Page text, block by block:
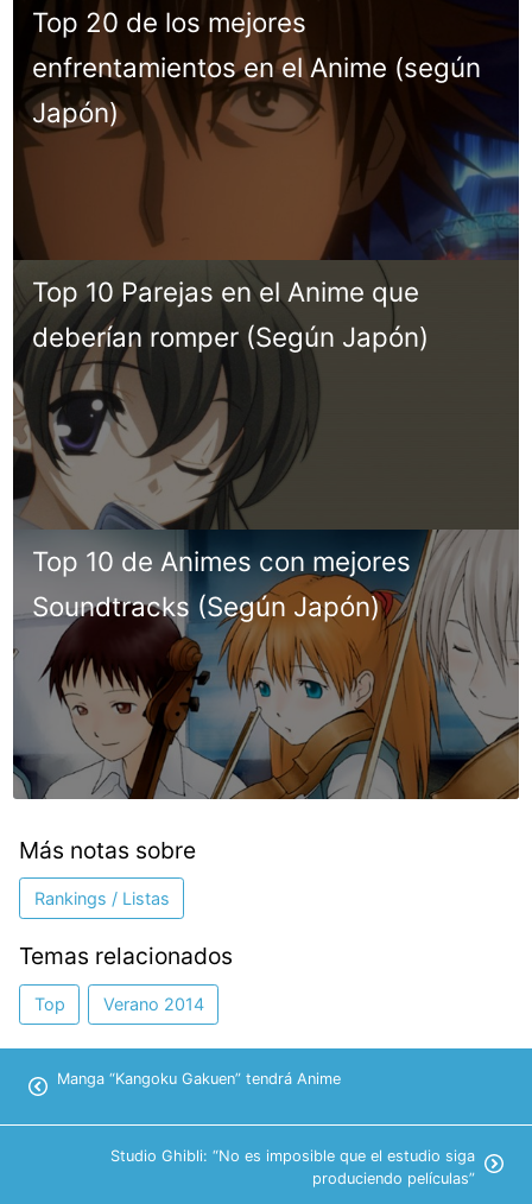
Top 20 de los mejores
enfrentamientos en el Anime (según
Japón)
Top 10 Parejas en el Anime que
deberían romper (Según Japón)
Top 10 de Animes con mejores
Soundtracks (Según Japón)
Más notas sobre
Rankings / Listas
Temas relacionados
Top Verano 2014
Manga “Kangoku Gakuen” tendrá Anime
Studio Ghibli: “No es imposible que el estudio siga
produciendo películas”